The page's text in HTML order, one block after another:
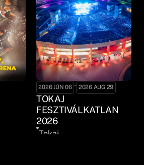
2026 JÚN 06 - 2026 AUG 29
TOKAJ
FESZTIVÁLKATLAN
2026
Tokaj